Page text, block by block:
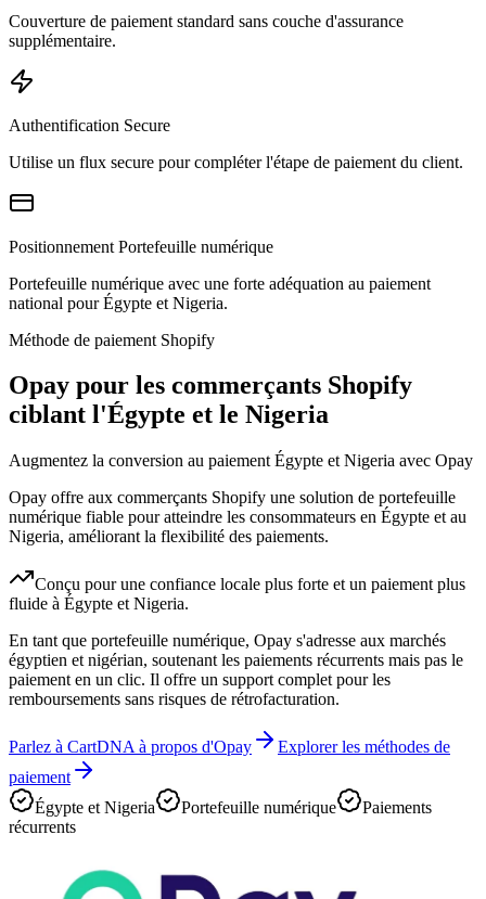
Couverture de paiement standard sans couche d'assurance
supplémentaire.
Authentification Secure
Utilise un flux secure pour compléter l'étape de paiement du client.
Positionnement Portefeuille numérique
Portefeuille numérique avec une forte adéquation au paiement
national pour Égypte et Nigeria.
Méthode de paiement Shopify
Opay pour les commerçants Shopify
ciblant l'Égypte et le Nigeria
Augmentez la conversion au paiement Égypte et Nigeria avec Opay
Opay offre aux commerçants Shopify une solution de portefeuille
numérique fiable pour atteindre les consommateurs en Égypte et au
Nigeria, améliorant la flexibilité des paiements.
Conçu pour une confiance locale plus forte et un paiement plus
fluide à Égypte et Nigeria.
En tant que portefeuille numérique, Opay s'adresse aux marchés
égyptien et nigérian, soutenant les paiements récurrents mais pas le
paiement en un clic. Il offre un support complet pour les
remboursements sans risques de rétrofacturation.
Parlez à CartDNA à propos d'Opay
Explorer les méthodes de
paiement
Égypte et Nigeria
Portefeuille numérique
Paiements
récurrents